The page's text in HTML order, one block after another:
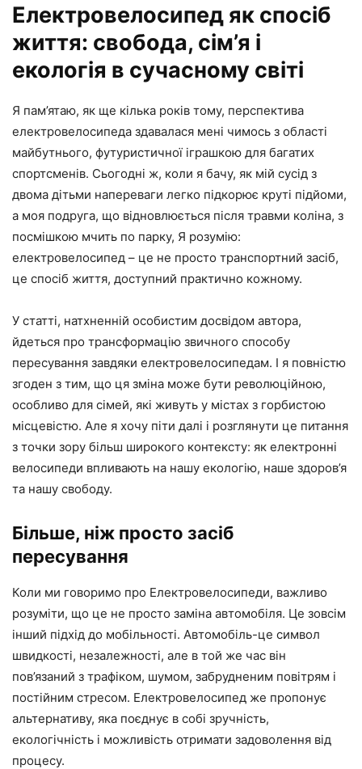
Електровелосипед як спосіб
життя: свобода, сім’я і
екологія в сучасному світі
Я пам’ятаю, як ще кілька років тому, перспектива
електровелосипеда здавалася мені чимось з області
майбутнього, футуристичної іграшкою для багатих
спортсменів. Сьогодні ж, коли я бачу, як мій сусід з
двома дітьми напереваги легко підкорює круті підйоми,
а моя подруга, що відновлюється після травми коліна, з
посмішкою мчить по парку, Я розумію:
електровелосипед – це не просто транспортний засіб,
це спосіб життя, доступний практично кожному.
У статті, натхненній особистим досвідом автора,
йдеться про трансформацію звичного способу
пересування завдяки електровелосипедам. І я повністю
згоден з тим, що ця зміна може бути революційною,
особливо для сімей, які живуть у містах з горбистою
місцевістю. Але я хочу піти далі і розглянути це питання
з точки зору більш широкого контексту: як електронні
велосипеди впливають на нашу екологію, наше здоров’я
та нашу свободу.
Більше, ніж просто засіб
пересування
Коли ми говоримо про Електровелосипеди, важливо
розуміти, що це не просто заміна автомобіля. Це зовсім
інший підхід до мобільності. Автомобіль-це символ
швидкості, незалежності, але в той же час він
пов’язаний з трафіком, шумом, забрудненим повітрям і
постійним стресом. Електровелосипед же пропонує
альтернативу, яка поєднує в собі зручність,
екологічність і можливість отримати задоволення від
процесу.